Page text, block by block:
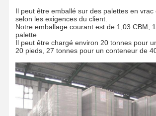
Cintre de papier
plateau pour gâteaux
Il peut être emballé sur des palettes en vrac
selon les exigences du client.
Notre emballage courant est de 1,03 CBM,
palette
Il peut être chargé environ 20 tonnes pour
20 pieds, 27 tonnes pour un conteneur de